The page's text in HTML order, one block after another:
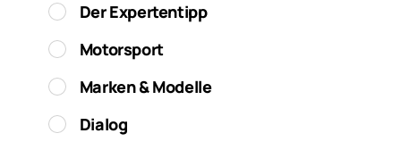
Der Expertentipp
Motorsport
Marken & Modelle
Dialog